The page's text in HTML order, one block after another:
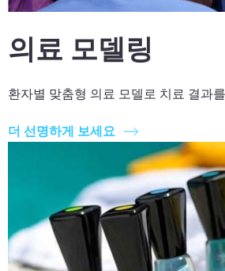
의료 모델링
환자별 맞춤형 의료 모델로 치료 결과
더 선명하게 보세요